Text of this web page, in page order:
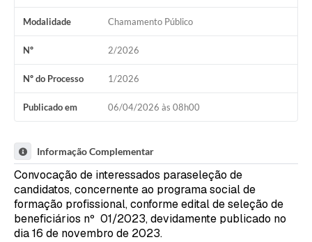
Modalidade Chamamento Público
Nº 2/2026
Nº do Processo 1/2026
Publicado em 06/04/2026 às 08h00
Informação Complementar
Convocação de interessados paraseleção de
candidatos, concernente ao programa social de
formação profissional, conforme edital de seleção de
beneficiários nº 01/2023, devidamente publicado no
dia 16 de novembro de 2023.